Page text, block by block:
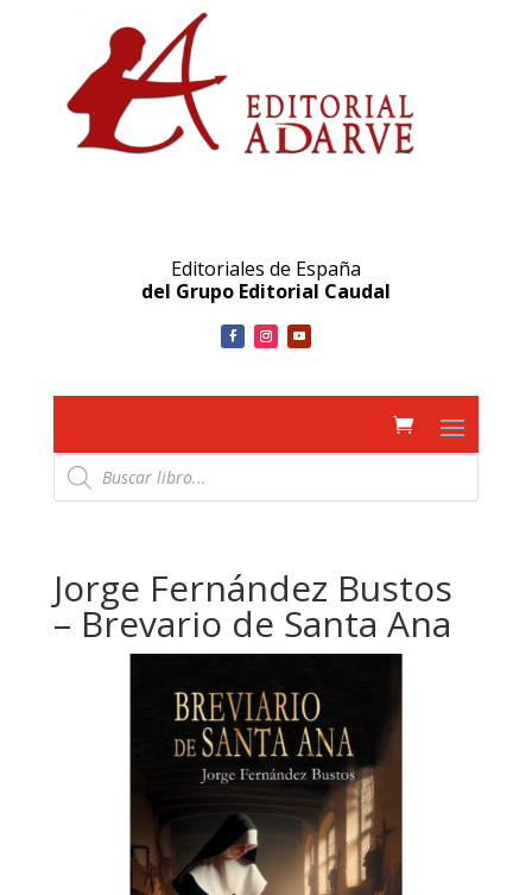
Editoriales de España
del Grupo Editorial Caudal
Búsqueda
de
productos
Jorge Fernández Bustos
– Brevario de Santa Ana